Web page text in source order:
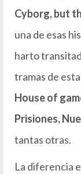
Cyborg, but
una de esas
harto
tramas de
House of
Prisiones,
tantas otras.
La diferencia